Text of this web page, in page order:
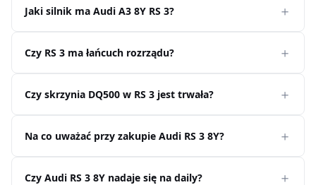
Jaki silnik ma Audi A3 8Y RS 3?
Czy RS 3 ma łańcuch rozrządu?
Czy skrzynia DQ500 w RS 3 jest trwała?
Na co uważać przy zakupie Audi RS 3 8Y?
Czy Audi RS 3 8Y nadaje się na daily?